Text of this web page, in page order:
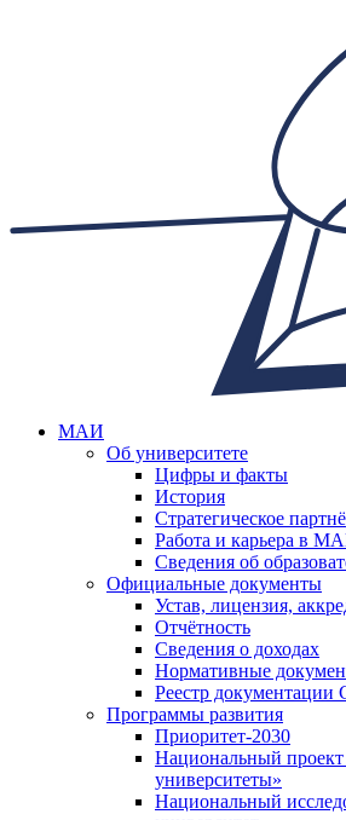
МАИ
Об университете
Цифры и факты
История
Стратегическое
Работа и карьера в
Сведения об
Официальные документы
Устав, лицензия,
Отчётность
Сведения о доходах
Нормативные
Реестр
Программы развития
Приоритет-2030
Национальный
университеты»
Национальный